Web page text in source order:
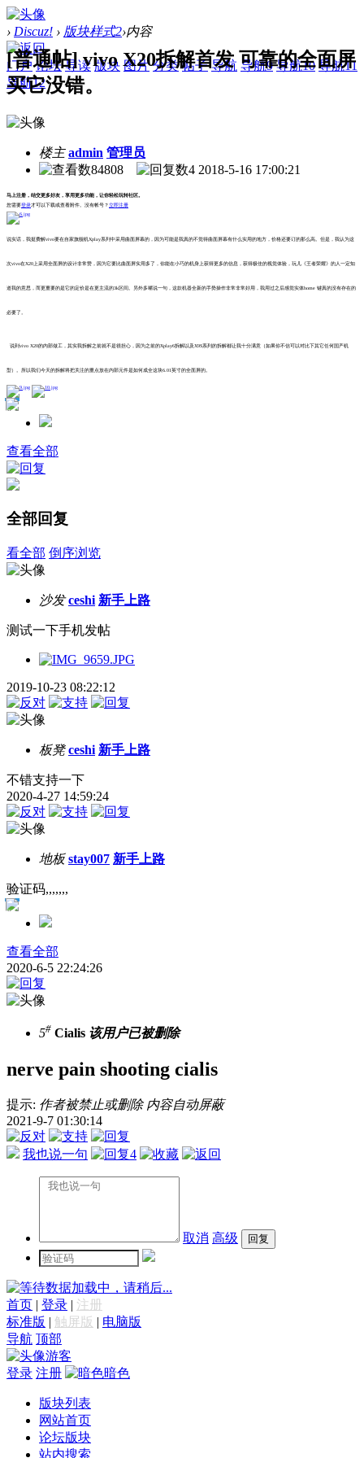
› Discuz! › 版块样式2›内容
门户 论坛 导读 版块 图片 分类 帖子 导航 导航9 导航10 导航11
导航12
[普通帖] vivo X20拆解首发 可靠的全面屏
买它没错。
楼主 admin 管理员
84808
4 2018-5-16 17:00:21
马上注册，结交更多好友，享用更多功能，让你轻松玩转社区。
您需要登录才可以下载或查看附件。没有帐号？立即注册
说实话，我挺费解vivo要在自家旗舰机Xplay系列中采用曲面屏幕的，因为可能是我真的不觉得曲面屏幕有什么实用的地方，价格还要订的那么高。但是，我认为这
次vivo在X20上采用全面屏的设计非常赞，因为它要比曲面屏实用多了，你能在小巧的机身上获得更多的信息，获得极佳的视觉体验，玩儿《王者荣耀》的人一定知
道我的意思，而更重要的是它的定价是在更主流的3k区间。另外多嘴说一句，这款机器全新的手势操作非常非常好用，我用过之后感觉实体home 键真的没有存在的
必要了。
说到vivo X20的内部做工，其实我拆解之前就不是很担心，因为之前的Xplay6拆解以及X9S系列的拆解都让我十分满意（如果你不信可以对比下其它任何国产机
型）。所以我们今天的拆解将把关注的重点放在内部元件是如何成全这块6.01英寸的全面屏的。
查看全部
全部回复
看全部 倒序浏览
沙发 ceshi 新手上路
测试一下手机发帖
2019-10-23 08:22:12
板凳 ceshi 新手上路
不错支持一下
2020-4-27 14:59:24
地板 stay007 新手上路
验证码,,,,,,,
查看全部
2020-6-5 22:24:26
5# Cialis 该用户已被删除
nerve pain shooting cialis
提示: 作者被禁止或删除 内容自动屏蔽
2021-9-7 01:30:14
我也说一句 4
取消 高级
数据加载中，请稍后...
首页 | 登录 | 注册
标准版 | 触屏版 | 电脑版
导航 顶部
游客
登录 注册 暗色
版块列表
网站首页
论坛版块
站内搜索